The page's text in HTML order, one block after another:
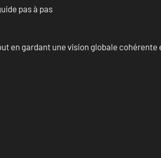
pas à pas
en gardant une vision globale